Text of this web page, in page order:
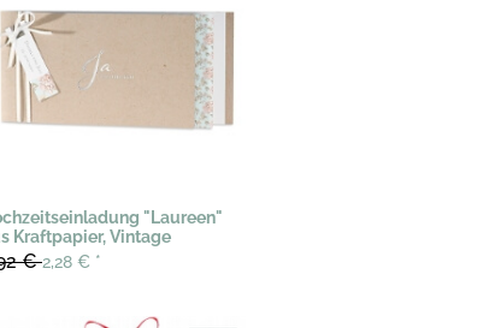
"Laureen"
Kraftpapier, Vintage
€2,28 € *